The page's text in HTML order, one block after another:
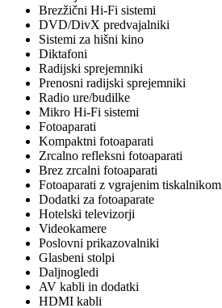
Brezžični Hi-Fi sistemi
DVD/DivX predvajalniki
Sistemi za hišni kino
Diktafoni
Radijski sprejemniki
Prenosni radijski sprejemniki
Radio ure/budilke
Mikro Hi-Fi sistemi
Fotoaparati
Kompaktni fotoaparati
Zrcalno refleksni fotoaparati
Brez zrcalni fotoaparati
Fotoaparati z vgrajenim tiskalnikom
Dodatki za fotoaparate
Hotelski televizorji
Videokamere
Poslovni prikazovalniki
Glasbeni stolpi
Daljnogledi
AV kabli in dodatki
HDMI kabli